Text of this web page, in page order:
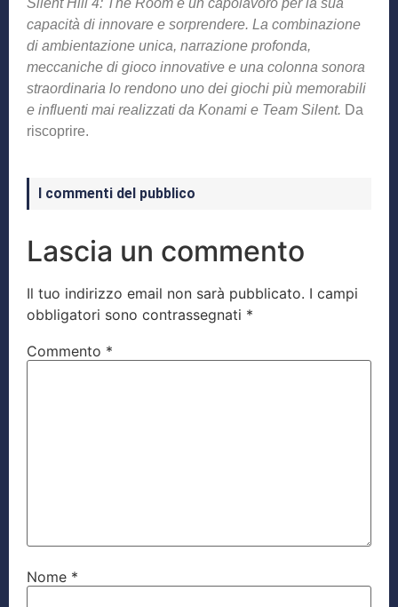
Silent Hill 4: The Room è un capolavoro per la sua
capacità di innovare e sorprendere. La combinazione
di ambientazione unica, narrazione profonda,
meccaniche di gioco innovative e una colonna sonora
straordinaria lo rendono uno dei giochi più memorabili
e influenti mai realizzati da Konami e Team Silent. Da
riscoprire.
I commenti del pubblico
Lascia un commento
Il tuo indirizzo email non sarà pubblicato. I campi
obbligatori sono contrassegnati *
Commento *
Nome *